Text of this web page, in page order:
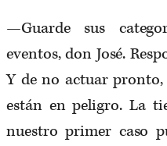
—Guarde sus
eventos, don José.
Y de no actuar
están en peligro. La
nuestro primer caso